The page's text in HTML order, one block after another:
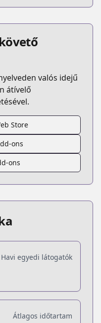
valós idejű
átívelő
Store
ons
ons
Havi egyedi látogatók
Átlagos időtartam